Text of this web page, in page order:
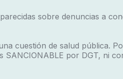
sobre denuncias a
cuestión de salud pública.
SANCIONABLE por DGT, ni